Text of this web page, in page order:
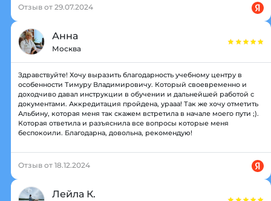
Отзыв от 29.07.2024
Анна
Москва
Здравствуйте! Хочу выразить благодарность учебному центру в
особенности Тимуру Владимировичу. Который своевременно и
доходчиво давал инструкции в обучении и дальнейшей работой с
документами. Аккредитация пройдена, урааа! Так же хочу отметить
Альбину, которая меня так скажем встретила в начале моего пути ;).
Которая ответила и разъяснила все вопросы которые меня
беспокоили. Благодарна, довольна, рекомендую!
Отзыв от 18.12.2024
Лейла К.